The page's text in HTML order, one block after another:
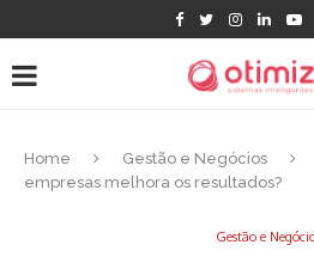
Home Gestão e Negócios
empresas melhora os resultados?
Gestão e